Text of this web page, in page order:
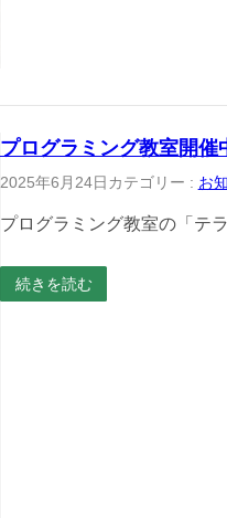
プログラミング教室開催
2025年6月24日 カテゴリー : お
プログラミング教室の「テ
続きを読む